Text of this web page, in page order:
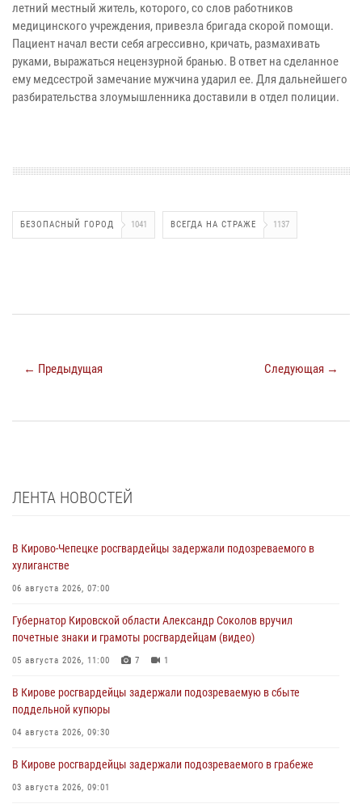
летний местный житель, которого, со слов работников
медицинского учреждения, привезла бригада скорой помощи.
Пациент начал вести себя агрессивно, кричать, размахивать
руками, выражаться нецензурной бранью. В ответ на сделанное
ему медсестрой замечание мужчина ударил ее. Для дальнейшего
разбирательства злоумышленника доставили в отдел полиции.
БЕЗОПАСНЫЙ ГОРОД 1041 ВСЕГДА НА СТРАЖЕ 1137
← Предыдущая Следующая →
ЛЕНТА НОВОСТЕЙ
В Кирово-Чепецке росгвардейцы задержали подозреваемого в
хулиганстве
06 августа 2026, 07:00
Губернатор Кировской области Александр Соколов вручил
почетные знаки и грамоты росгвардейцам (видео)
05 августа 2026, 11:00 7 1
В Кирове росгвардейцы задержали подозреваемую в сбыте
поддельной купюры
04 августа 2026, 09:30
В Кирове росгвардейцы задержали подозреваемого в грабеже
03 августа 2026, 09:01